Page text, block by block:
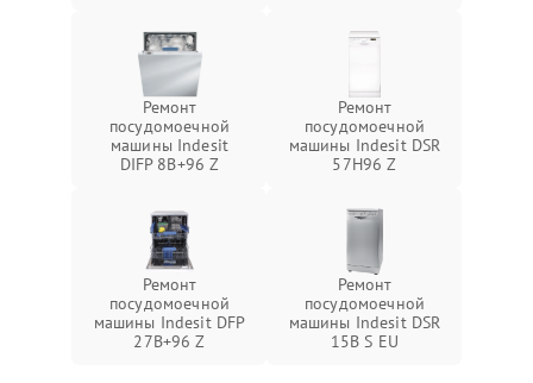
Ремонт
посудомоечной
машины Indesit
DIFP 8B+96 Z
Ремонт
посудомоечной
машины Indesit DSR
57H96 Z
Ремонт
посудомоечной
машины Indesit DFP
27B+96 Z
Ремонт
посудомоечной
машины Indesit DSR
15B S EU